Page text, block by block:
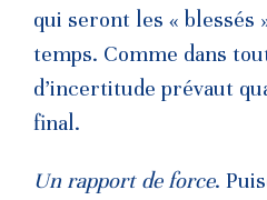
qui seront les « blessés
temps. Comme dans
d’incertitude prévaut
final.
Un rapport de force.